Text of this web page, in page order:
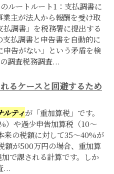
ルートルート1：支払調書に
主が法人から報酬を受け取
調書」を税務署に提出する
払調書と申告書を自動的に
告がない」という矛盾を検
調査税務調査...
るケースと回避するため
ルティが「重加算税」です。
）や過少申告加算税（10〜
来の税額に対して35〜40%が
額が500万円の場合、重加算
で課される計算です。しか
...